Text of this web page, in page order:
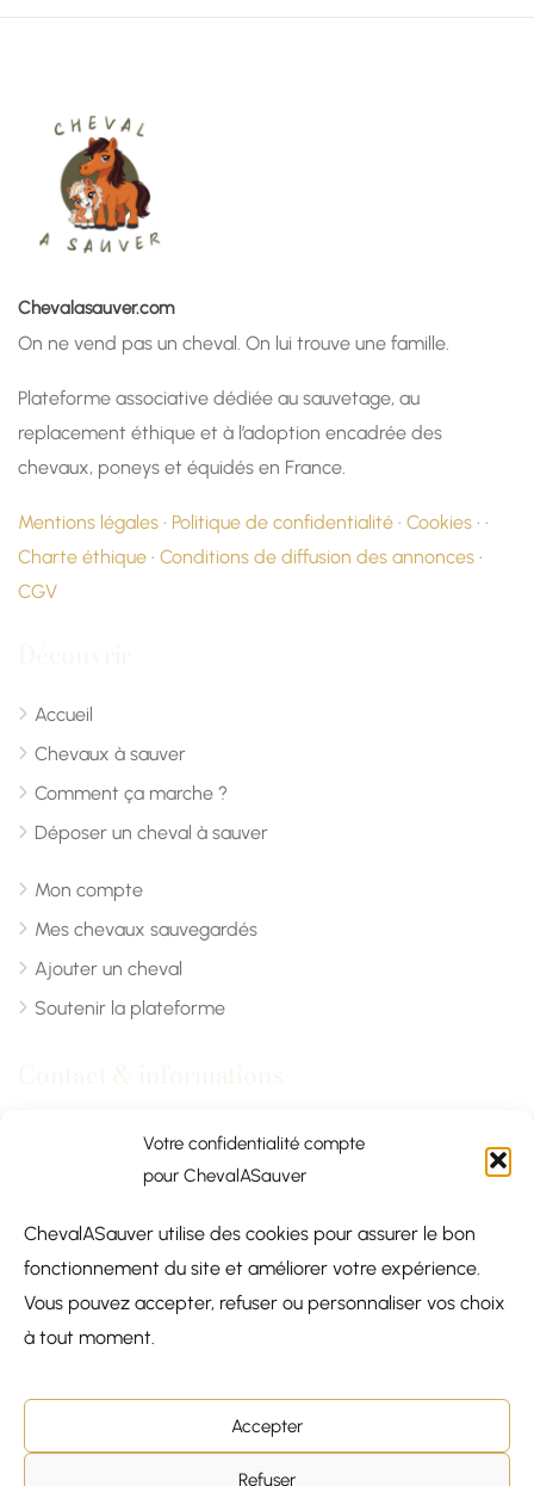
Votre confidentialité compte
pour ChevalASauver
ChevalASauver utilise des cookies pour assurer le bon
fonctionnement du site et améliorer votre expérience.
Vous pouvez accepter, refuser ou personnaliser vos choix
à tout moment.
Accepter
Refuser
Chevalasauver.com
On ne vend pas un cheval. On lui trouve une famille.
Plateforme associative dédiée au sauvetage, au
replacement éthique et à l’adoption encadrée des
chevaux, poneys et équidés en France.
Mentions légales · Politique de confidentialité · Cookies · ·
Charte éthique · Conditions de diffusion des annonces ·
CGV
Accueil
Chevaux à sauver
Comment ça marche ?
Déposer un cheval à sauver
Mon compte
Mes chevaux sauvegardés
Ajouter un cheval
Soutenir la plateforme
Chevalasauver.com
Normandie, France
contact@chevalasauver.com
Communiqué de presse
Chevalasauver.com —
COQUINOU